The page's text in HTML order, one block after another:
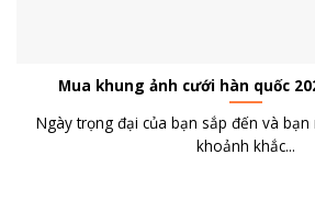
Mua khung ảnh cưới hàn quốc
Ngày trọng đại của bạn sắp đến và
khoảnh khắc...